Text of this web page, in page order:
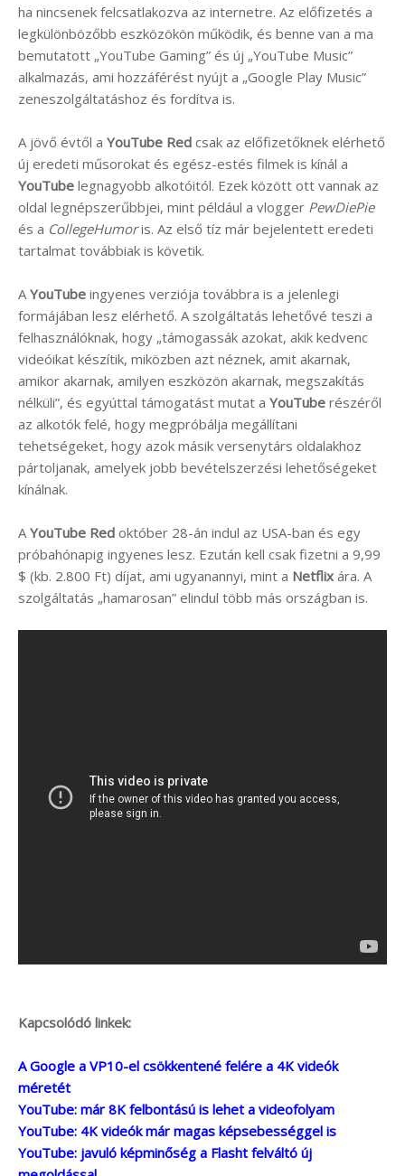
ha nincsenek felcsatlakozva az internetre. Az előfizetés a
legkülönbözőbb eszközökön működik, és benne van a ma
bemutatott „YouTube Gaming” és új „YouTube Music”
alkalmazás, ami hozzáférést nyújt a „Google Play Music”
zeneszolgáltatáshoz és fordítva is.
A jövő évtől a YouTube Red csak az előfizetőknek elérhető
új eredeti műsorokat és egész-estés filmek is kínál a
YouTube legnagyobb alkotóitól. Ezek között ott vannak az
oldal legnépszerűbbjei, mint például a vlogger PewDiePie
és a CollegeHumoris. Az első tíz már bejelentett eredeti
tartalmat továbbiak is követik.
A YouTube ingyenes verziója továbbra is a jelenlegi
formájában lesz elérhető. A szolgáltatás lehetővé teszi a
felhasználóknak, hogy „támogassák azokat, akik kedvenc
videóikat készítik, miközben azt néznek, amit akarnak,
amikor akarnak, amilyen eszközön akarnak, megszakítás
nélküli”, és egyúttal támogatást mutat a YouTube részéről
az alkotók felé, hogy megpróbálja megállítani
tehetségeket, hogy azok másik versenytárs oldalakhoz
pártoljanak, amelyek jobb bevételszerzési lehetőségeket
kínálnak.
A YouTube Red október 28-án indul az USA-ban és egy
próbahónapig ingyenes lesz. Ezután kell csak fizetni a 9,99
$ (kb. 2.800 Ft) díjat, ami ugyanannyi, mint a Netflix ára. A
szolgáltatás „hamarosan” elindul több más országban is.
Kapcsolódó linkek:
A Google a VP10-el csökkentené felére a 4K videók
méretét
YouTube: már 8K felbontású is lehet a videofolyam
YouTube: 4K videók már magas képsebességgel is
YouTube: javuló képminőség a Flasht felváltó új